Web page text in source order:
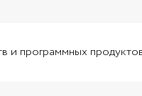
и программных